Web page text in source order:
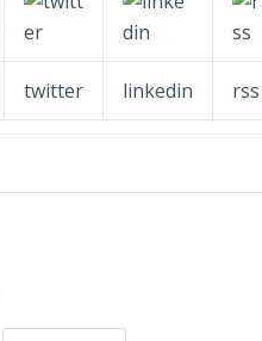
twitter linkedin rss